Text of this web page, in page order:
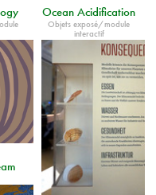
Ocean Acidification
Objets exposé/module
interactif